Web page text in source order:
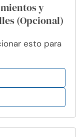
y
(Opcional)
esto para